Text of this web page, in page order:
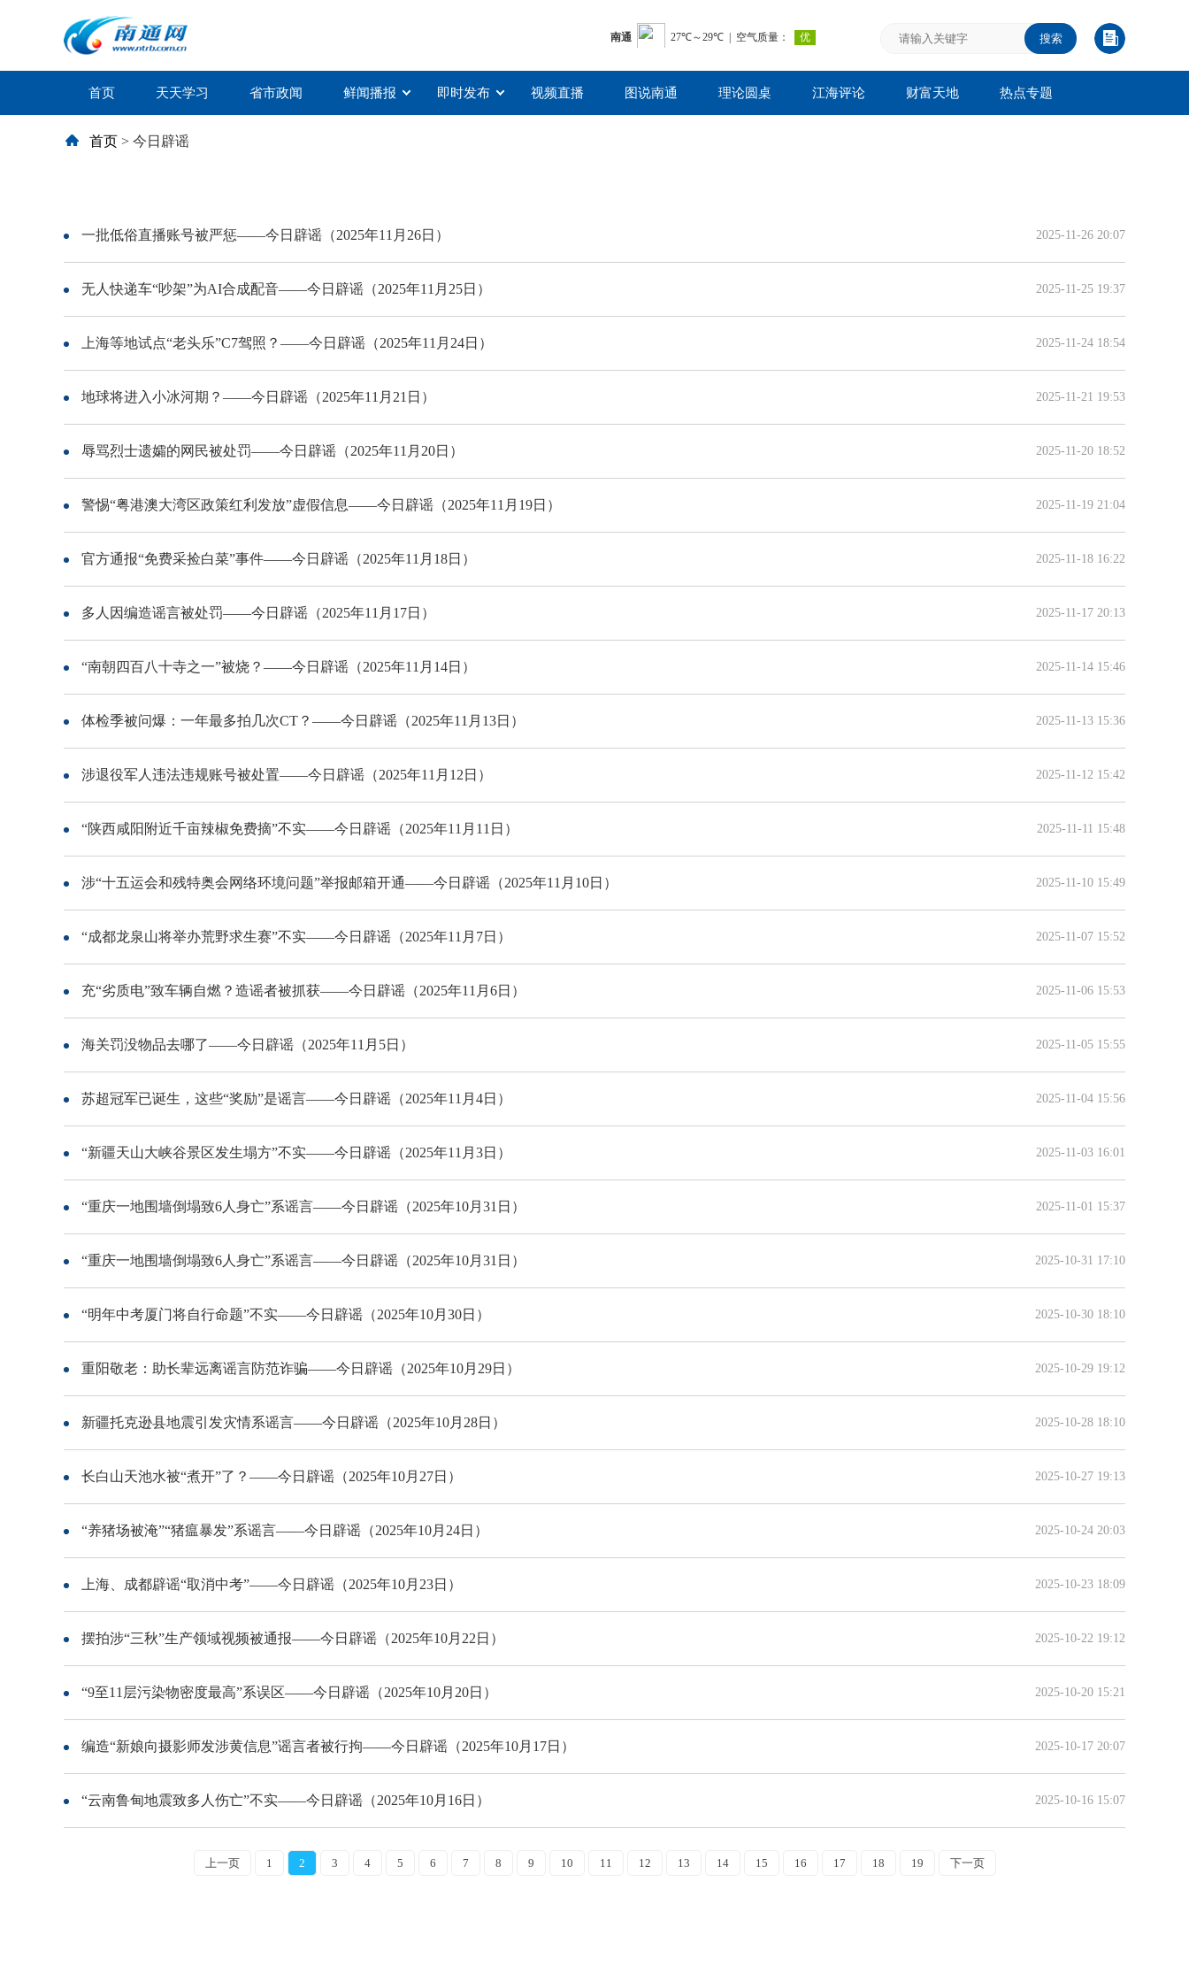
搜索
首页 天天学习 省市政闻 鲜闻播报 即时发布 视频直播 图说南通 理论圆桌 江海评论 财富天地 热点专题
首页 > 今日辟谣
一批低俗直播账号被严惩——今日辟谣（2025年11月26日） 2025-11-26 20:07
无人快递车“吵架”为AI合成配音——今日辟谣（2025年11月25日） 2025-11-25 19:37
上海等地试点“老头乐”C7驾照？——今日辟谣（2025年11月24日） 2025-11-24 18:54
地球将进入小冰河期？——今日辟谣（2025年11月21日） 2025-11-21 19:53
辱骂烈士遗孀的网民被处罚——今日辟谣（2025年11月20日） 2025-11-20 18:52
警惕“粤港澳大湾区政策红利发放”虚假信息——今日辟谣（2025年11月19日） 2025-11-19 21:04
官方通报“免费采捡白菜”事件——今日辟谣（2025年11月18日） 2025-11-18 16:22
多人因编造谣言被处罚——今日辟谣（2025年11月17日） 2025-11-17 20:13
“南朝四百八十寺之一”被烧？——今日辟谣（2025年11月14日） 2025-11-14 15:46
体检季被问爆：一年最多拍几次CT？——今日辟谣（2025年11月13日） 2025-11-13 15:36
涉退役军人违法违规账号被处置——今日辟谣（2025年11月12日） 2025-11-12 15:42
“陕西咸阳附近千亩辣椒免费摘”不实——今日辟谣（2025年11月11日） 2025-11-11 15:48
涉“十五运会和残特奥会网络环境问题”举报邮箱开通——今日辟谣（2025年11月10日） 2025-11-10 15:49
“成都龙泉山将举办荒野求生赛”不实——今日辟谣（2025年11月7日） 2025-11-07 15:52
充“劣质电”致车辆自燃？造谣者被抓获——今日辟谣（2025年11月6日） 2025-11-06 15:53
海关罚没物品去哪了——今日辟谣（2025年11月5日） 2025-11-05 15:55
苏超冠军已诞生，这些“奖励”是谣言——今日辟谣（2025年11月4日） 2025-11-04 15:56
“新疆天山大峡谷景区发生塌方”不实——今日辟谣（2025年11月3日） 2025-11-03 16:01
“重庆一地围墙倒塌致6人身亡”系谣言——今日辟谣（2025年10月31日） 2025-11-01 15:37
“重庆一地围墙倒塌致6人身亡”系谣言——今日辟谣（2025年10月31日） 2025-10-31 17:10
“明年中考厦门将自行命题”不实——今日辟谣（2025年10月30日） 2025-10-30 18:10
重阳敬老：助长辈远离谣言防范诈骗——今日辟谣（2025年10月29日） 2025-10-29 19:12
新疆托克逊县地震引发灾情系谣言——今日辟谣（2025年10月28日） 2025-10-28 18:10
长白山天池水被“煮开”了？——今日辟谣（2025年10月27日） 2025-10-27 19:13
“养猪场被淹”“猪瘟暴发”系谣言——今日辟谣（2025年10月24日） 2025-10-24 20:03
上海、成都辟谣“取消中考”——今日辟谣（2025年10月23日） 2025-10-23 18:09
摆拍涉“三秋”生产领域视频被通报——今日辟谣（2025年10月22日） 2025-10-22 19:12
“9至11层污染物密度最高”系误区——今日辟谣（2025年10月20日） 2025-10-20 15:21
编造“新娘向摄影师发涉黄信息”谣言者被行拘——今日辟谣（2025年10月17日） 2025-10-17 20:07
“云南鲁甸地震致多人伤亡”不实——今日辟谣（2025年10月16日） 2025-10-16 15:07
上一页 1 2 3 4 5 6 7 8 9 10 11 12 13 14 15 16 17 18 19 下一页